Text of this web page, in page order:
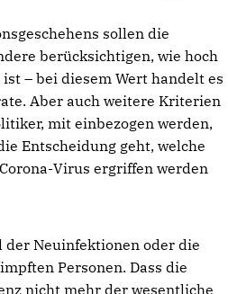
sollen die
berücksichtigen, wie hoch
– bei diesem Wert handelt es
Aber auch weitere Kriterien
mit einbezogen werden,
Entscheidung geht, welche
Virus ergriffen werden
Neuinfektionen oder die
Personen. Dass die
nicht mehr der wesentliche